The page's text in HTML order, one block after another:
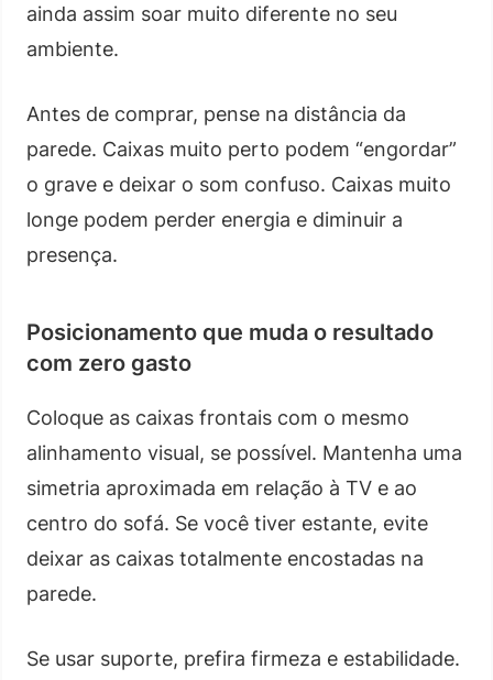
ainda assim soar muito diferente no seu
ambiente.
Antes de comprar, pense na distância da
parede. Caixas muito perto podem “engordar”
o grave e deixar o som confuso. Caixas muito
longe podem perder energia e diminuir a
presença.
Posicionamento que muda o resultado
com zero gasto
Coloque as caixas frontais com o mesmo
alinhamento visual, se possível. Mantenha uma
simetria aproximada em relação à TV e ao
centro do sofá. Se você tiver estante, evite
deixar as caixas totalmente encostadas na
parede.
Se usar suporte, prefira firmeza e estabilidade.